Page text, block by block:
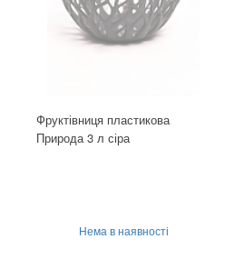
Фруктівниця пластикова
Природа 3 л сіра
Нема в наявності